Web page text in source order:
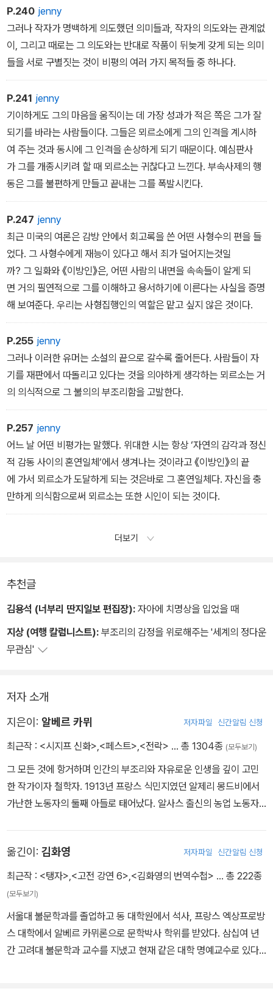
P.240 jenny
그러나 작자가 명백하게 의도했던 의미들과, 작자의 의도와는 관계없
이, 그리고 때로는 그 의도와는 반대로 작품이 뒤늦게 갖게 되는 의미
들을 서로 구별짓는 것이 비평의 여러 가지 목적들 중 하나다.
P.241 jenny
기이하게도 그의 마음을 움직이는 데 가장 성과가 적은 쪽은 그가 잘
되기를 바라는 사람들이다. 그들은 뫼르소에게 그의 인격을 계시하
여 주는 것과 동시에 그 인격을 손상하게 되기 때문이다. 예심판사
가 그를 개종시키려 할 때 뫼르소는 귀찮다고 느낀다. 부속사제의 행
동은 그를 불편하게 만들고 끝내는 그를 폭발시킨다.
P.247 jenny
최근 미국의 여론은 감방 안에서 회고록을 쓴 어떤 사형수의 편을 들
었다. 그 사형수에게 재능이 있다고 해서 죄가 덜어지는것일
까? 그 일화와 《이방인》은, 어떤 사람의 내면을 속속들이 알게 되
면 거의 필연적으로 그를 이해하고 용서하기에 이른다는 사실을 증명
해 보여준다. 우리는 사형집행인의 역할은 맡고 싶지 않은 것이다.
P.255 jenny
그러나 이러한 유머는 소설의 끝으로 갈수록 줄어든다. 사람들이 자
기를 재판에서 따돌리고 있다는 것을 의아하게 생각하는 뫼르소는 거
의 의식적으로 그 불의의 부조리함을 고발한다.
P.257 jenny
어느 날 어떤 비평가는 말했다. 위대한 시는 항상 ‘자연의 감각과 정신
적 감동 사이의 혼연일체‘에서 생겨나는 것이라고 《이방인》의 끝
에 가서 뫼르소가 도달하게 되는 것은바로 그 혼연일체다. 자신을 충
만하게 의식함으로써 뫼르소는 또한 시인이 되는 것이다.
더보기
추천글
김용석 (너부리 딴지일보 편집장): 자아에 치명상을 입었을 때
지상 (여행 칼럼니스트): 부조리의 감정을 위로해주는 '세계의 정다운
무관심'
저자 소개
지은이: 알베르 카뮈 저자파일 신간알림 신청
최근작 : <시지프 신화> <페스트> <전락> … 총 1304종 (모두보기)
그 모든 것에 항거하며 인간의 부조리와 자유로운 인생을 깊이 고민
한 작가이자 철학자. 1913년 프랑스 식민지였던 알제리 몽드비에서
가난한 노동자의 둘째 아들로 태어났다. 알사스 출신의 농업 노동자
의 빛나는 자연과 알제 서민가의 일상은 카뮈 작품의 뿌리에 내밀하
게 엉기어 있다. 구역의 공립 학교에서 L. 제르맹이라는 훌륭한 스승
을 만났다. “나는 자유를 빈곤 속에서 배웠다.”라고 하기도 했는데, 알
쳤을 것이라 여겨진다. 그의 도움으로 장학금을 받고 1923년 프랑스
중등학교 리세에 입학했고, 이후 알제리 대학에 입학했으나 1930년
폐결핵으로 자퇴를 했다. 결핵 발병으로 누구보다 좋아했던 축구를
옮긴이: 김화영 저자파일 신간알림 신청
최근작 : <탱자> <고전 강연 6> <김화영의 번역수첩> … 총 222종
(모두보기)
서울대 불문학과를 졸업하고 동 대학원에서 석사, 프랑스 엑상프로방
스 대학에서 알베르 카뮈론으로 문학박사 학위를 받았다. 삼십여 년
간 고려대 불문학과 교수를 지냈고 현재 같은 대학 명예교수로 있다.